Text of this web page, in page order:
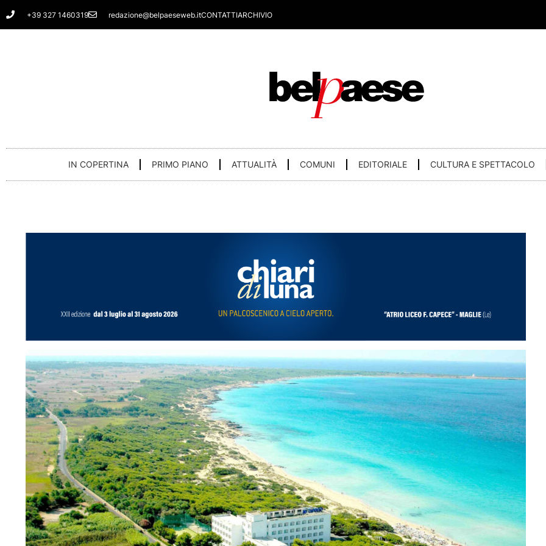
Vai
al
+39 327 1460319 redazione@belpaeseweb.itCONTATTIARCHIVIO
IN COPERTINA PRIMO PIANO ATTUALITÀ COMUNI EDITORIALE CULTURA E SPETTACOLO